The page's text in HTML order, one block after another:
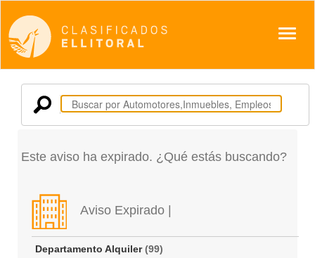
Este aviso ha expirado. ¿Qué estás buscando?
Aviso Expirado |
Departamento Alquiler(99)